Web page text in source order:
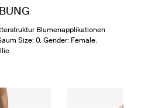
Blumenapplikationen
Size: 0. Gender: Female.